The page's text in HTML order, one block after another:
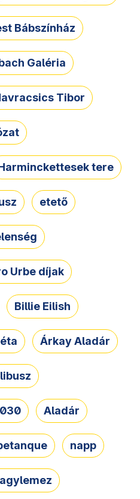
Bábszínház
Galéria
Tibor
tere
etető
Urbe díjak
Billie Eilish
Árkay Aladár
Aladár
napp